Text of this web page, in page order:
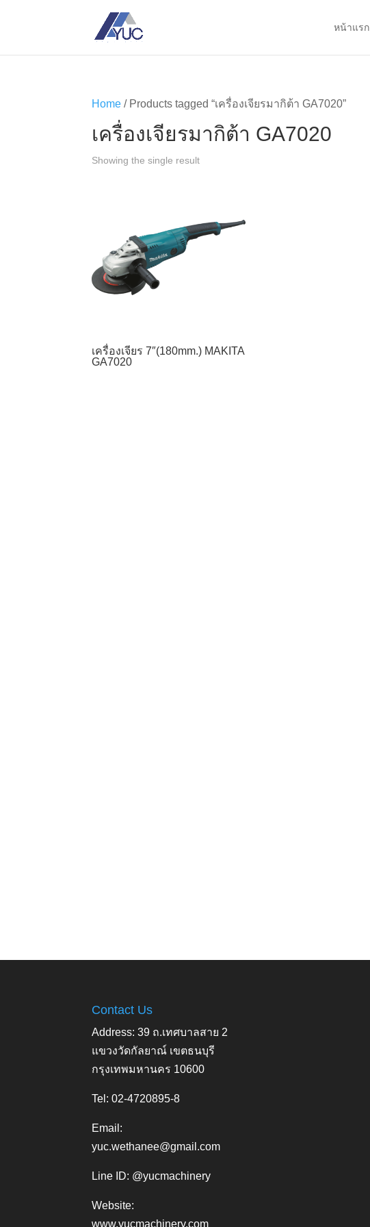
หน้าแรก
Home / Products tagged “เครื่องเจียรมากิต้า GA7020”
เครื่องเจียรมากิต้า GA7020
Showing the single result
เครื่องเจียร 7″(180mm.) MAKITA
GA7020
Contact Us
Address: 39 ถ.เทศบาลสาย 2
แขวงวัดกัลยาณ์ เขตธนบุรี
กรุงเทพมหานคร 10600
Tel: 02-4720895-8
Email:
yuc.wethanee@gmail.com
Line ID: @yucmachinery
Website:
www.yucmachinery.com